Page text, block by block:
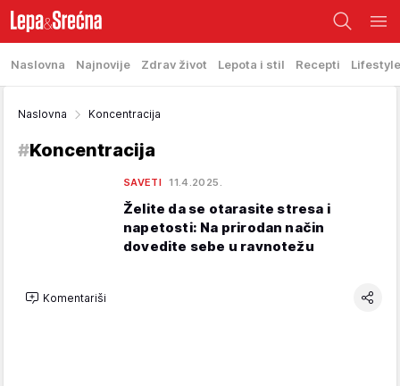
Naslovna Najnovije Zdrav život Lepota i stil Recepti Lifestyle
Naslovna Koncentracija
#Koncentracija
SAVETI 11.4.2025.
Želite da se otarasite stresa i
napetosti: Na prirodan način
dovedite sebe u ravnotežu
Komentariši